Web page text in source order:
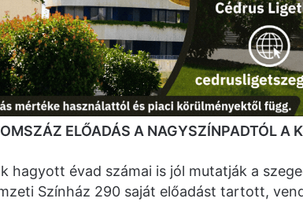
ELŐADÁS A NAGYSZÍNPADTÓL A
hagyott évad számai is jól mutatják a
Színház 290 saját előadást tartott,